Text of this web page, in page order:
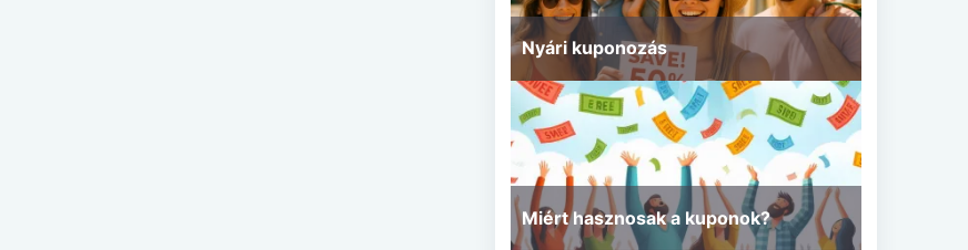
Nyári kuponozás
Miért hasznosak a kuponok?